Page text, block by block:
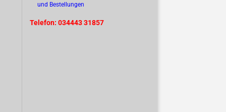
und Bestellungen
Telefon: 034443 31857